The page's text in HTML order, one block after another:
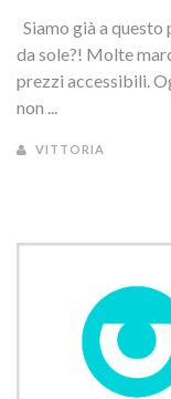
Siamo già a questo
da sole?! Molte
prezzi accessibili.
non ...
VITTORIA